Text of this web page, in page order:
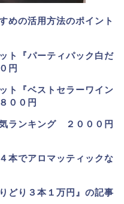
めの活用方法のポイント
ト『パーティパック白だ
円
ト『ベストセラーワイン
００円
ランキング ２０００円
本でアロマッティックな
どり３本１万円』の記事